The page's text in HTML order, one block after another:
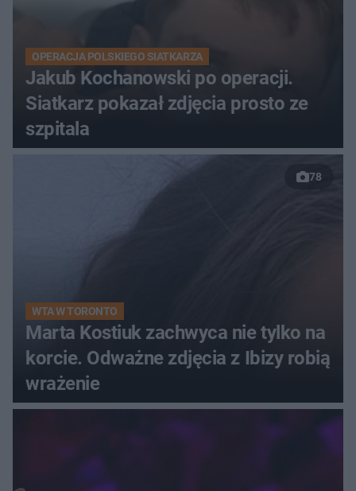
OPERACJA POLSKIEGO SIATKARZA
Jakub Kochanowski po operacji.
Siatkarz pokazał zdjęcia prosto ze
szpitala
78
WTA W TORONTO
Marta Kostiuk zachwyca nie tylko na
korcie. Odważne zdjęcia z Ibizy robią
wrażenie